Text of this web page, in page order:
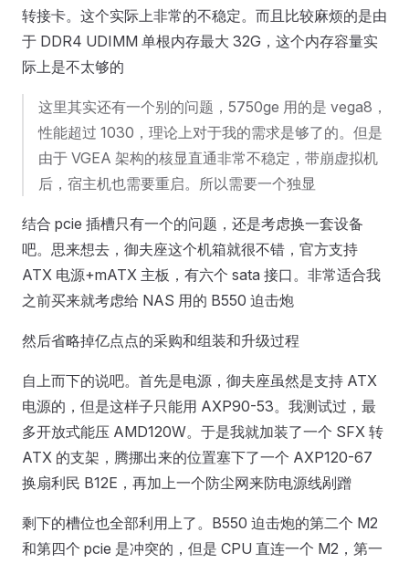
转接卡。这个实际上非常的不稳定。而且比较麻烦的是由
于 DDR4 UDIMM 单根内存最大 32G，这个内存容量实
际上是不太够的
这里其实还有一个别的问题，5750ge 用的是 vega8，
性能超过 1030，理论上对于我的需求是够了的。但是
由于 VGEA 架构的核显直通非常不稳定，带崩虚拟机
后，宿主机也需要重启。所以需要一个独显
结合 pcie 插槽只有一个的问题，还是考虑换一套设备
吧。思来想去，御夫座这个机箱就很不错，官方支持
ATX 电源+mATX 主板，有六个 sata 接口。非常适合我
之前买来就考虑给 NAS 用的 B550 迫击炮
然后省略掉亿点点的采购和组装和升级过程
自上而下的说吧。首先是电源，御夫座虽然是支持 ATX
电源的，但是这样子只能用 AXP90-53。我测试过，最
多开放式能压 AMD120W。于是我就加装了一个 SFX 转
ATX 的支架，腾挪出来的位置塞下了一个 AXP120-67
换扇利民 B12E，再加上一个防尘网来防电源线剐蹭
剩下的槽位也全部利用上了。B550 迫击炮的第二个 M2
和第四个 pcie 是冲突的，但是 CPU 直连一个 M2，第一